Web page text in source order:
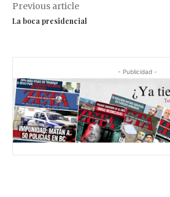
Previous article
La boca presidencial
- Publicidad -